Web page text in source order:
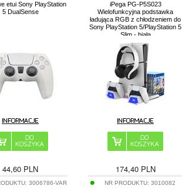
etui Sony PlayStation
5 DualSense
44,60 PLN
3006786-VAR
iPega PG-P5S023
Wielofunkcyjna podstawka
ładująca RGB z chłodzeniem do
Sony PlayStation 5/PlayStation 5
Slim - biała
174,40PLN
NR PRODUKTU: 3010082